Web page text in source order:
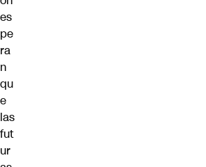
es
pe
ra
n
qu
e
las
fut
ur